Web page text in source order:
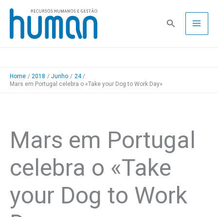
Skip
content
Pesquisa
Home 2018 Junho
24
Mars em Portugal celebra o «Take your Dog to Work Day»
Mars em Portugal
celebra o «Take
your Dog to Work